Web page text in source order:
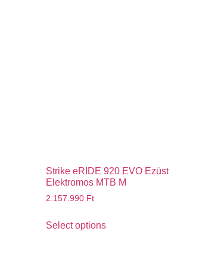
Strike eRIDE 920 EVO Ezüst
Elektromos MTB M
2.157.990 Ft
Select options